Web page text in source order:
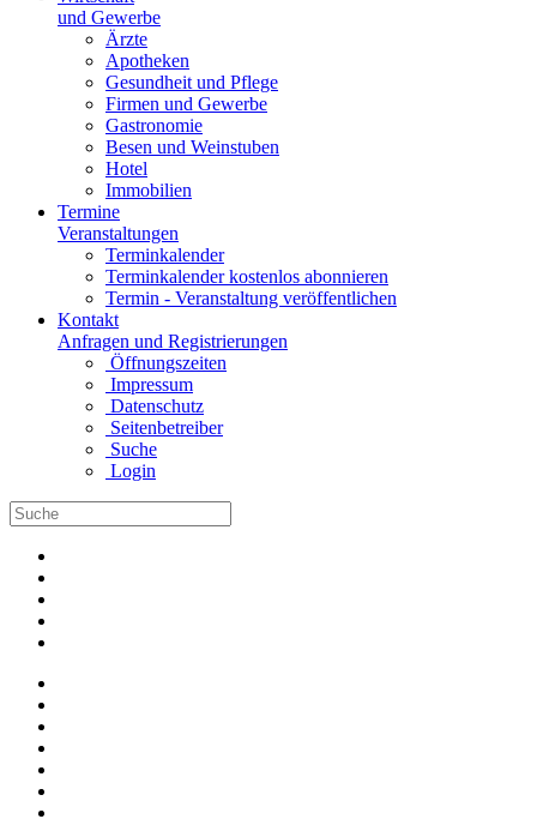
und Gewerbe
Ärzte
Apotheken
Gesundheit und Pflege
Firmen und Gewerbe
Gastronomie
Besen und Weinstuben
Hotel
Immobilien
Termine
Veranstaltungen
Terminkalender
Terminkalender kostenlos abonnieren
Termin - Veranstaltung veröffentlichen
Kontakt
Anfragen und Registrierungen
Öffnungszeiten
Impressum
Datenschutz
Seitenbetreiber
Suche
Login